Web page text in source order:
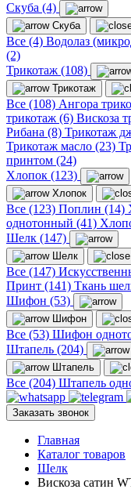
Скуба (4)
Скуба
Все (4) Водолаз
(2)
Трикотаж (108)
Трикотаж
Все (108) Ангора
трикотаж (6) Вискоза
Рибана (8) Трикотаж
Трикотаж масло (23)
принтом (24)
Хлопок (123)
Хлопок
Все (123) Поплин (14)
однотонный (41)
Шелк (147)
Шелк
Все (147)
Принт (141) Ткань
Шифон (53)
Шифон
Все (53) Шифон
Штапель (204)
Штапель
Все (204) Штапель
Заказать звонок
Главная
Каталог товаров
Шелк
Вискоза сатин